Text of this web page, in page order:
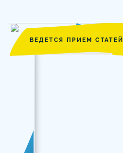
ВЕДЕТСЯ ПРИЕМ СТАТЕЙ